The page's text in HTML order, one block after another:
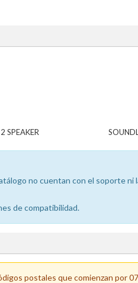
SPEAKER
no cuentan con el soporte ni
de compatibilidad.
postales que comienzan por